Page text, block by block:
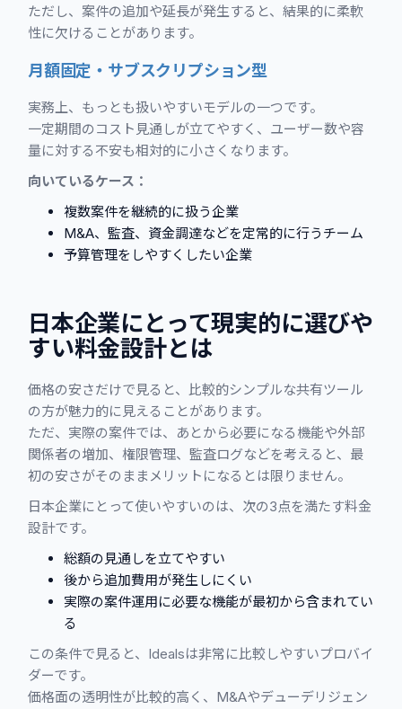
ただし、案件の追加や延長が発生すると、結果的に柔軟
性に欠けることがあります。
月額固定・サブスクリプション型
実務上、もっとも扱いやすいモデルの一つです。
一定期間のコスト見通しが立てやすく、ユーザー数や容
量に対する不安も相対的に小さくなります。
向いているケース：
複数案件を継続的に扱う企業
M&A、監査、資金調達などを定常的に行うチーム
予算管理をしやすくしたい企業
日本企業にとって現実的に選びや
すい料金設計とは
価格の安さだけで見ると、比較的シンプルな共有ツール
の方が魅力的に見えることがあります。
ただ、実際の案件では、あとから必要になる機能や外部
関係者の増加、権限管理、監査ログなどを考えると、最
初の安さがそのままメリットになるとは限りません。
日本企業にとって使いやすいのは、次の3点を満たす料金
設計です。
総額の見通しを立てやすい
後から追加費用が発生しにくい
実際の案件運用に必要な機能が最初から含まれてい
る
この条件で見ると、Idealsは非常に比較しやすいプロバイ
ダーです。
価格面の透明性が比較的高く、M&Aやデューデリジェン